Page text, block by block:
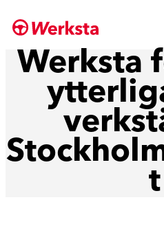
till
Vad önskar du att
Digital skadebesiktning
Fota skadan med
Skadebesiktning på
Boka tid här
Werksta
t